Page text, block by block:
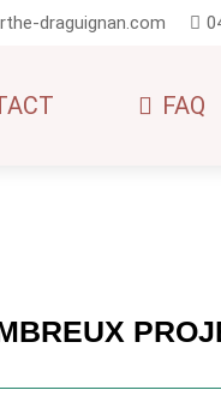
draguignan.com
FAQ